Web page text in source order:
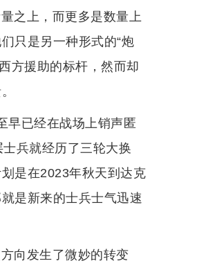
之上，而更多是数量上
只是另一种形式的“炮
方援助的标杆，然而却
早已经在战场上销声匿
兵就经历了三轮大换
是在2023年秋天到达克
是新来的士兵士气迅速
向发生了微妙的转变